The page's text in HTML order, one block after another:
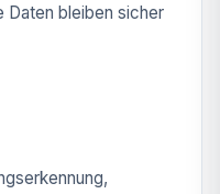
Daten bleiben sicher